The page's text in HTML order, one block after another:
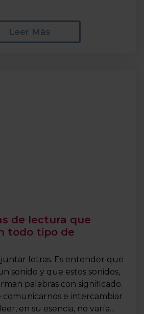
Leer Más
de lectura que
todo tipo de
juntar letras. Es entender que
sonido y que estos sonidos,
palabras con significado.
comunicarnos e intercambiar
en su esencia, no varía...